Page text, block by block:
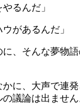
るんだ」
があるんだ」
に、そんな夢物
に、大声で連
議論は出ませ